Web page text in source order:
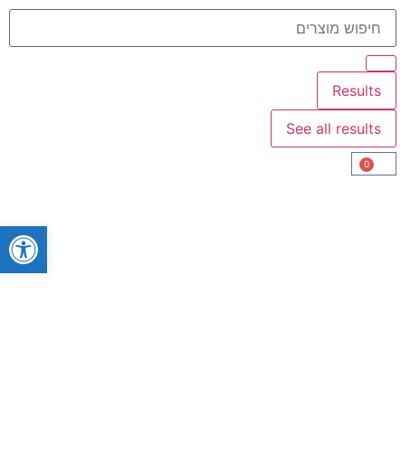
Results
See all results
0
פתח